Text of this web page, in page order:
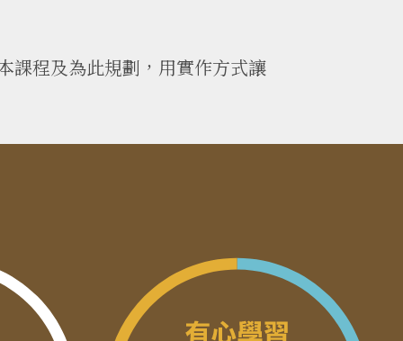
課程及為此規劃，用實作方式讓